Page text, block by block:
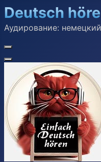
Deutsch
Аудирование: